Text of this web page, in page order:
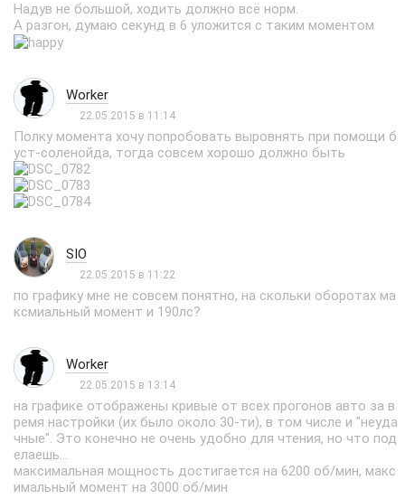
Надув не большой, ходить должно всё норм.
А разгон, думаю секунд в 6 уложится с таким моментом
Worker
22.05.2015 в 11:14
Полку момента хочу попробовать выровнять при помощи б
уст-соленойда, тогда совсем хорошо должно быть
SIO
22.05.2015 в 11:22
по графику мне не совсем понятно, на скольки оборотах ма
ксмиальный момент и 190лс?
Worker
22.05.2015 в 13:14
на графике отображены кривые от всех прогонов авто за в
ремя настройки (их было около 30-ти), в том числе и "неуда
чные". Это конечно не очень удобно для чтения, но что под
елаешь...
максимальная мощность достигается на 6200 об/мин, макс
имальный момент на 3000 об/мин